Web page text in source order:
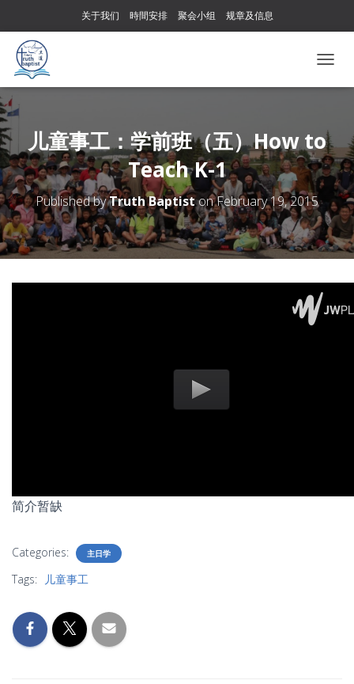
关于我们 時間安排 聚会小组 规章及信息
O
L
E
N
A
G
A
T
O
儿童事工：学前班（五）How to
Teach K-1
Published byTruth BaptistonFebruary 19, 2015
简介暂缺
Categories: 主日学
Tags: 儿童事工